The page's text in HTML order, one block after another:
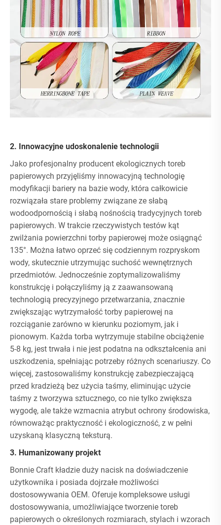
2. Innowacyjne udoskonalenie technologii
Jako profesjonalny producent ekologicznych toreb
papierowych przyjęliśmy innowacyjną technologię
modyfikacji bariery na bazie wody, która całkowicie
rozwiązała stare problemy związane ze słabą
wodoodpornością i słabą nośnością tradycyjnych toreb
papierowych. W trakcie rzeczywistych testów kąt
zwilżania powierzchni torby papierowej może osiągnąć
135°. Można łatwo oprzeć się codziennym rozpryskom
wody, skutecznie utrzymując suchość wewnętrznych
przedmiotów. Jednocześnie zoptymalizowaliśmy
konstrukcję i połączyliśmy ją z zaawansowaną
technologią precyzyjnego przetwarzania, znacznie
zwiększając wytrzymałość torby papierowej na
rozciąganie zarówno w kierunku poziomym, jak i
pionowym. Każda torba wytrzymuje stabilne obciążenie
5-8 kg, jest trwała i nie jest podatna na odkształcenia ani
uszkodzenia, spełniając potrzeby różnych scenariuszy. Co
więcej, zastosowaliśmy konstrukcję zabezpieczającą
przed kradzieżą bez użycia taśmy, eliminując użycie
taśmy z tworzywa sztucznego, co nie tylko zwiększa
wygodę, ale także wzmacnia atrybut ochrony środowiska,
równoważąc praktyczność i ekologiczność, z w pełni
uzyskaną klasyczną teksturą.
3. Humanizowany projekt
Bonnie Craft kładzie duży nacisk na doświadczenie
użytkownika i posiada dojrzałe możliwości
dostosowywania OEM. Oferuje kompleksowe usługi
dostosowywania, umożliwiające tworzenie toreb
papierowych o określonych rozmiarach, stylach i wzorach